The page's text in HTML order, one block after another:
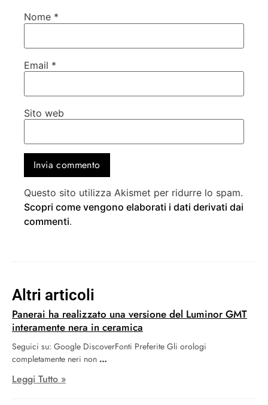
Altri articoli
Panerai ha realizzato una versione del Luminor GMT
interamente nera in ceramica
Seguici su: Google DiscoverFonti Preferite Gli orologi
completamente neri non
Leggi Tutto »
Nome *
Email *
Sito web
Questo sito utilizza Akismet per ridurre lo spam.
Scopri come vengono elaborati i dati derivati dai
commenti.